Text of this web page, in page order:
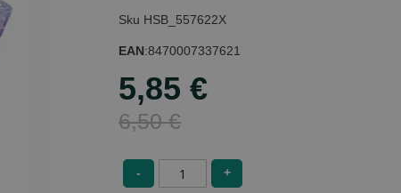
HSB_557622X
EAN:8470007337621
Special
Price
5,85 €
6,50 €
- +